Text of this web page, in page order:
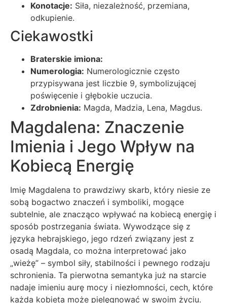
Konotacje: Siła, niezależność, przemiana,
odkupienie.
Ciekawostki
Braterskie imiona:
Numerologia: Numerologicznie często
przypisywana jest liczbie 9, symbolizującej
poświęcenie i głębokie uczucia.
Zdrobnienia: Magda, Madzia, Lena, Magdus.
Magdalena: Znaczenie
Imienia i Jego Wpływ na
Kobiecą Energię
Imię Magdalena to prawdziwy skarb, który niesie ze
sobą bogactwo znaczeń i symboliki, mogące
subtelnie, ale znacząco wpływać na kobiecą energię i
sposób postrzegania świata. Wywodzące się z
języka hebrajskiego, jego rdzeń związany jest z
osadą Magdala, co można interpretować jako
„wieżę” – symbol siły, stabilności i pewnego rodzaju
schronienia. Ta pierwotna semantyka już na starcie
nadaje imieniu aurę mocy i niezłomności, cech, które
każda kobieta może pielęgnować w swoim życiu.